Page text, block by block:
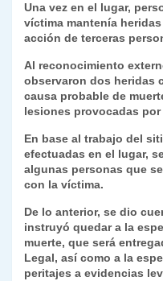
Una vez en el lugar,
víctima mantenía
acción de terceras
Al reconocimiento
observaron dos heridas
causa probable de
lesiones provocadas
En base al trabajo del
efectuadas en el lugar,
algunas personas que
con la víctima.
De lo anterior, se dio
instruyó quedar a la
muerte, que será
Legal, así como a la
peritajes a evidencias